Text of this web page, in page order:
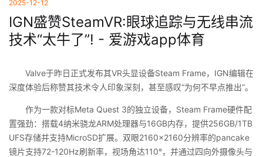
2025-12-12
IGN盛赞SteamVR:眼球追踪与无线串流
技术“太牛了”! - 爱游戏app体育
Valve于昨日正式发布其VR头显设备Steam Frame，IGN编辑在
深度体验后称赞其技术令人印象深刻，甚至感叹“为何不早点推出”。
作为一款对标Meta Quest 3的独立设备，Steam Frame硬件配
置强劲：搭载4纳米骁龙ARM处理器与16GB内存，提供256GB/1TB
UFS存储并支持MicroSD扩展。双眼2160×2160分辨率的pancake
镜片支持72-120Hz刷新率，视场角达110°，并通过四向外摄像头与